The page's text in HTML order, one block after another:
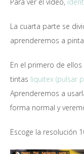
La cuarta parte se
aprenderemos a
En el primero de
tintas liquitex (pulsar
Aprenderemos a
forma normal y
Escoge la resolución